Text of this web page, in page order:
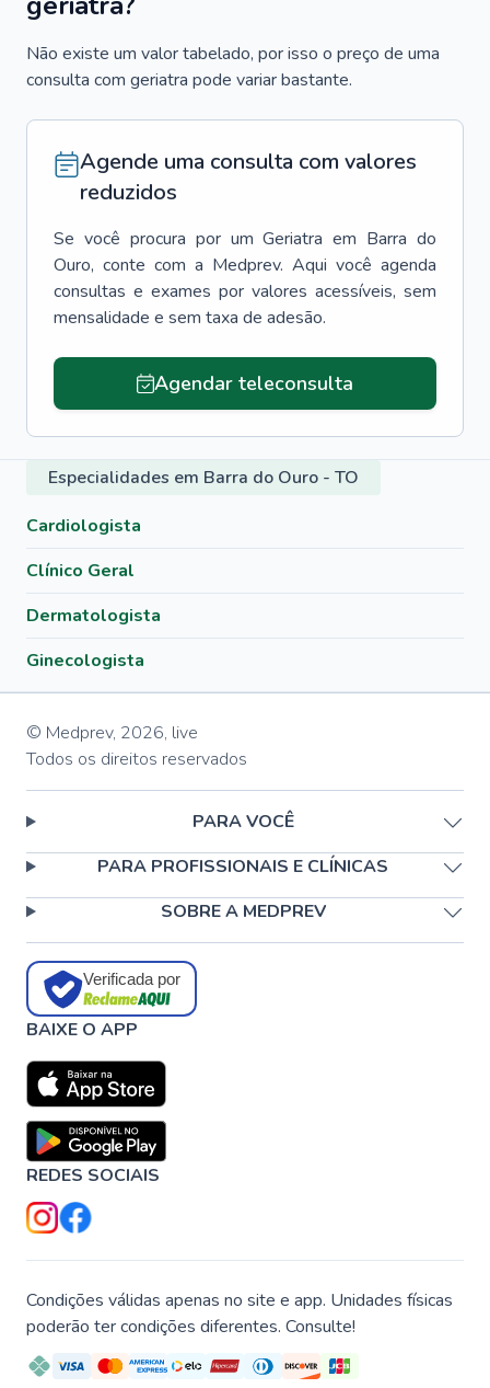
Não existe um valor tabelado, por isso o preço de uma
consulta com geriatra pode variar bastante.
Agende uma consulta com valores
reduzidos
Se você procura por um Geriatra em Barra do
Ouro, conte com a Medprev. Aqui você agenda
consultas e exames por valores acessíveis, sem
mensalidade e sem taxa de adesão.
Agendar teleconsulta
Especialidades em Barra do Ouro - TO
Cardiologista
Clínico Geral
Dermatologista
Ginecologista
© Medprev, 2026, live
Todos os direitos reservados
PARA VOCÊ
PARA PROFISSIONAIS E CLÍNICAS
SOBRE A MEDPREV
Verificada por
BAIXE O APP
REDES SOCIAIS
Condições válidas apenas no site e app. Unidades físicas
poderão ter condições diferentes. Consulte!